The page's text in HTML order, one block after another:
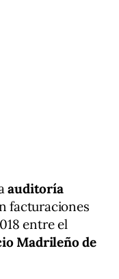
auditoría
facturaciones
entre el
Madrileño de